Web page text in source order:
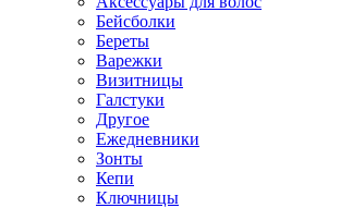
Бейсболки
Береты
Варежки
Визитницы
Галстуки
Другое
Ежедневники
Зонты
Кепи
Ключницы